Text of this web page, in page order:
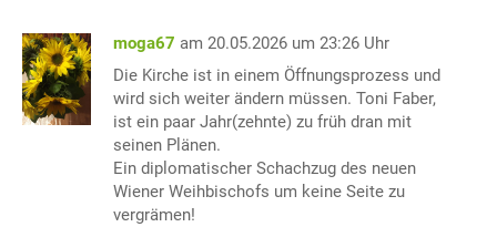
moga67 am 20.05.2026 um 23:26 Uhr
Die Kirche ist in einem Öffnungsprozess und
wird sich weiter ändern müssen. Toni Faber,
ist ein paar Jahr(zehnte) zu früh dran mit
seinen Plänen.
Ein diplomatischer Schachzug des neuen
Wiener Weihbischofs um keine Seite zu
vergrämen!